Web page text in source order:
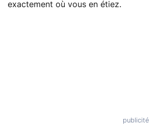
exactement où vous en étiez.